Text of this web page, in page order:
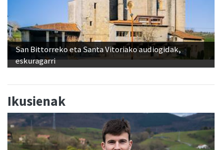
San Bittorreko eta Santa Vitoriako audiogidak,
eskuragarri
Ikusienak